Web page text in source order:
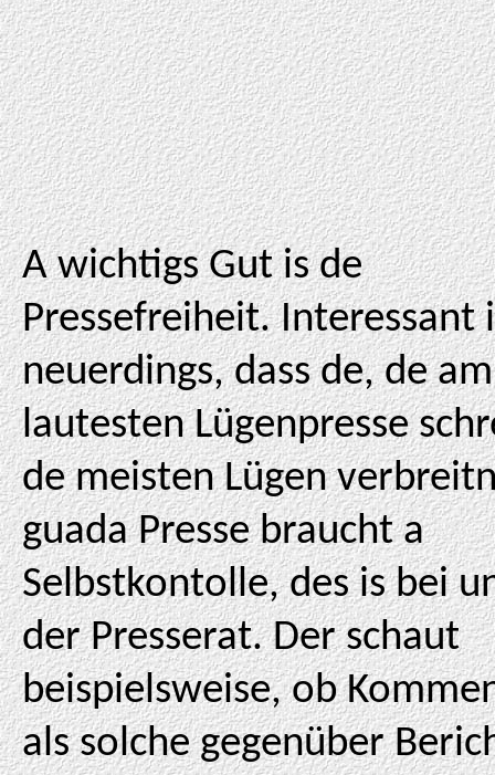
A wichtigs Gut is de
Pressefreiheit. Interessant
neuerdings, dass de, de am
lautesten Lügenpresse
de meisten Lügen
guada Presse braucht a
Selbstkontolle, des is bei
der Presserat. Der schaut
beispielsweise, ob
als solche gegenüber